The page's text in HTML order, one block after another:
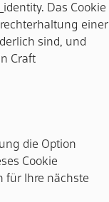
Das Cookie
einer
sind, und
Craft
die Option
Cookie
für Ihre nächste